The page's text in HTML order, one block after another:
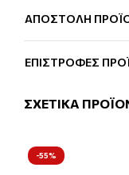
ΑΠΟΣΤΟΛΗ
ΕΠΙΣΤΡΟΦΕΣ
ΣΧΕΤΙΚΑ
-55%